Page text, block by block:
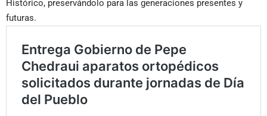
Histórico, preservándolo para las generaciones presentes y
futuras.